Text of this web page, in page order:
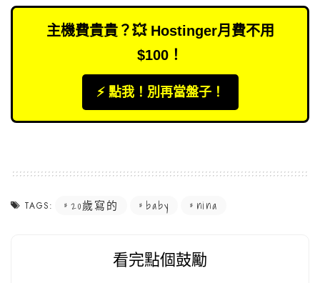
主機費貴貴？💥 Hostinger月費不用
$100！
⚡️ 點我！別再當盤子！
TAGS: 20歲寫的 baby nina
看完點個鼓勵